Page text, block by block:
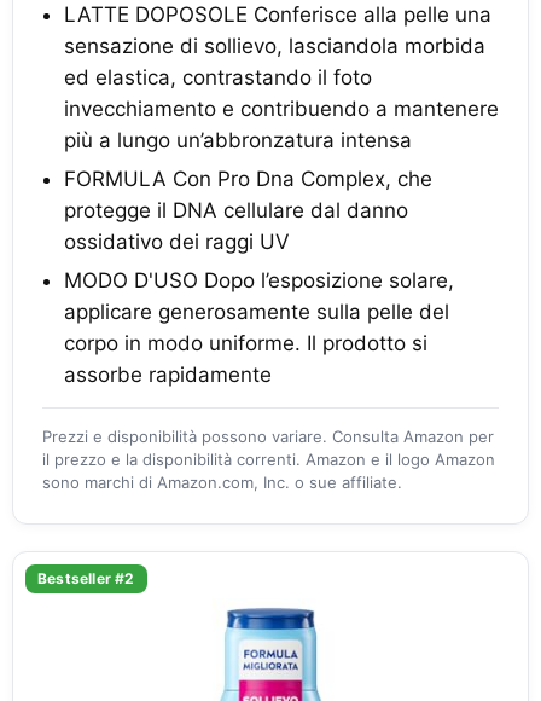
LATTE DOPOSOLE Conferisce alla pelle una
sensazione di sollievo, lasciandola morbida
ed elastica, contrastando il foto
invecchiamento e contribuendo a mantenere
più a lungo un’abbronzatura intensa
FORMULA Con Pro Dna Complex, che
protegge il DNA cellulare dal danno
ossidativo dei raggi UV
MODO D'USO Dopo l’esposizione solare,
applicare generosamente sulla pelle del
corpo in modo uniforme. Il prodotto si
assorbe rapidamente
Prezzi e disponibilità possono variare. Consulta Amazon per
il prezzo e la disponibilità correnti. Amazon e il logo Amazon
sono marchi di Amazon.com, Inc. o sue affiliate.
Bestseller #2